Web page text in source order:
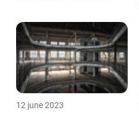
12 june 2023